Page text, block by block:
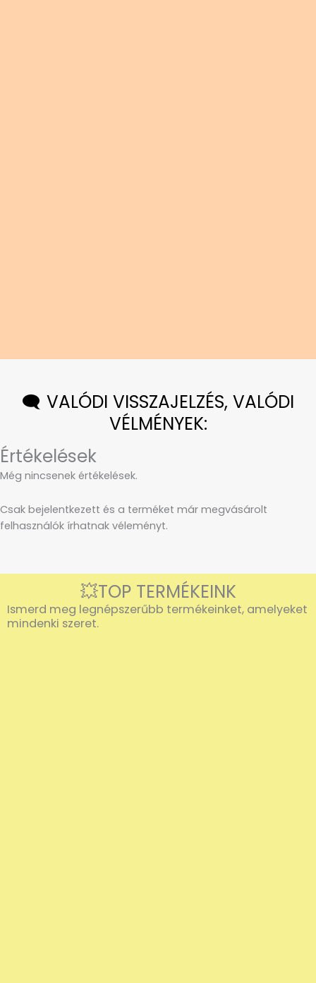
🗨️ VALÓDI VISSZAJELZÉS, VALÓDI
VÉLMÉNYEK:
Értékelések
Még nincsenek értékelések.
Csak bejelentkezett és a terméket már megvásárolt
felhasználók írhatnak véleményt.
💥TOP TERMÉKEINK
Ismerd meg legnépszerűbb termékeinket, amelyeket
mindenki szeret.